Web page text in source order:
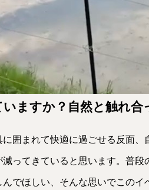
ますか？自然と触れ合
囲まれて快適に過ごせる反面
ってきていると思います。普
んでほしい、そんな思いでこの